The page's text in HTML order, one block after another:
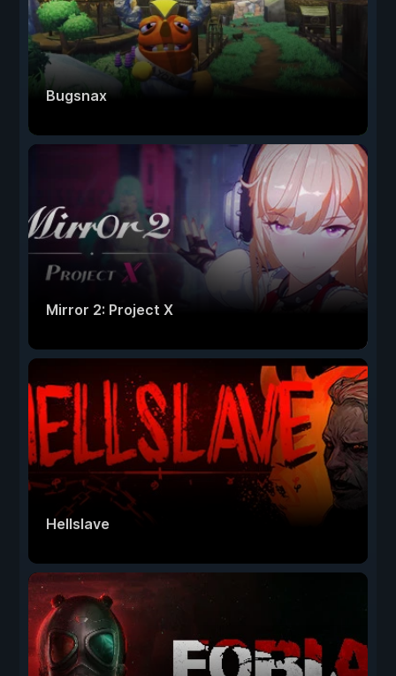
Bugsnax
Mirror 2: Project X
Hellslave